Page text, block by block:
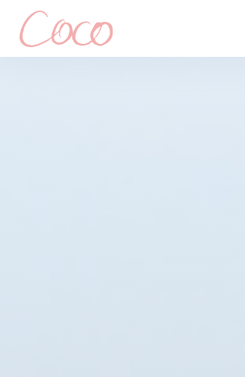
Personalizzazione delle tue scelte sui cookie